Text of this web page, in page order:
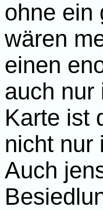
ohne ein
wären
einen
auch nur
Karte ist
nicht nur
Auch